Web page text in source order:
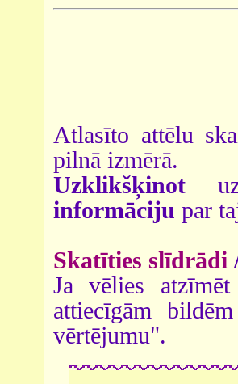
Atlasīto attēlu
pilnā izmērā.
Uzklikšķinot
informāciju par
Skatīties slīdrādi
Ja vēlies
attiecīgām
vērtējumu".